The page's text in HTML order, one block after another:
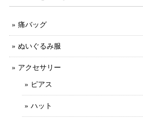
痛バッグ
ぬいぐるみ服
アクセサリー
ピアス
ハット